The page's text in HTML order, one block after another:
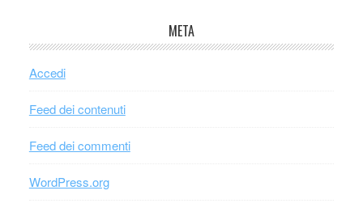
META
Accedi
Feed dei contenuti
Feed dei commenti
WordPress.org